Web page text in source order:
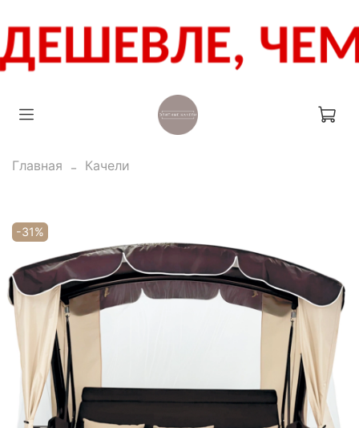
Главная Качели
-31%